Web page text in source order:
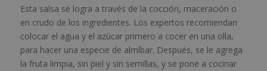
Esta salsa se logra a través de la cocción, maceración o
en crudo de los ingredientes. Los expertos recomiendan
colocar el agua y el azúcar primero a cocer en una olla,
para hacer una especie de almíbar. Después, se le agrega
la fruta limpia, sin piel y sin semillas, y se pone a cocinar